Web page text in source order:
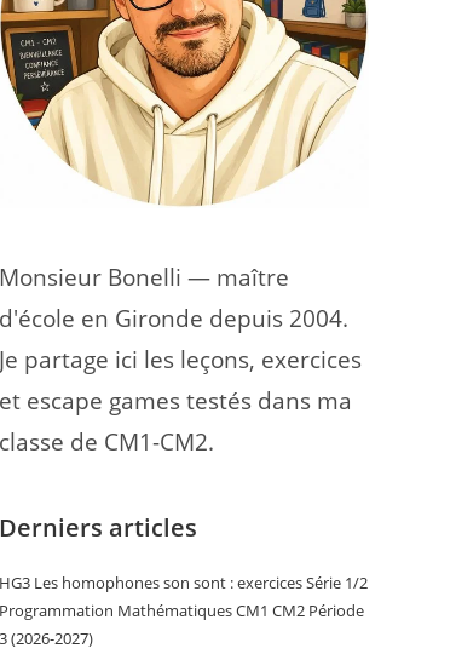
Monsieur Bonelli — maître
d'école en Gironde depuis 2004.
Je partage ici les leçons, exercices
et escape games testés dans ma
classe de CM1-CM2.
Derniers articles
HG3 Les homophones son sont : exercices Série 1/2
Programmation Mathématiques CM1 CM2 Période
3 (2026-2027)